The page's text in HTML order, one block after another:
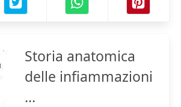
Storia anatomica
delle infiammazioni
...